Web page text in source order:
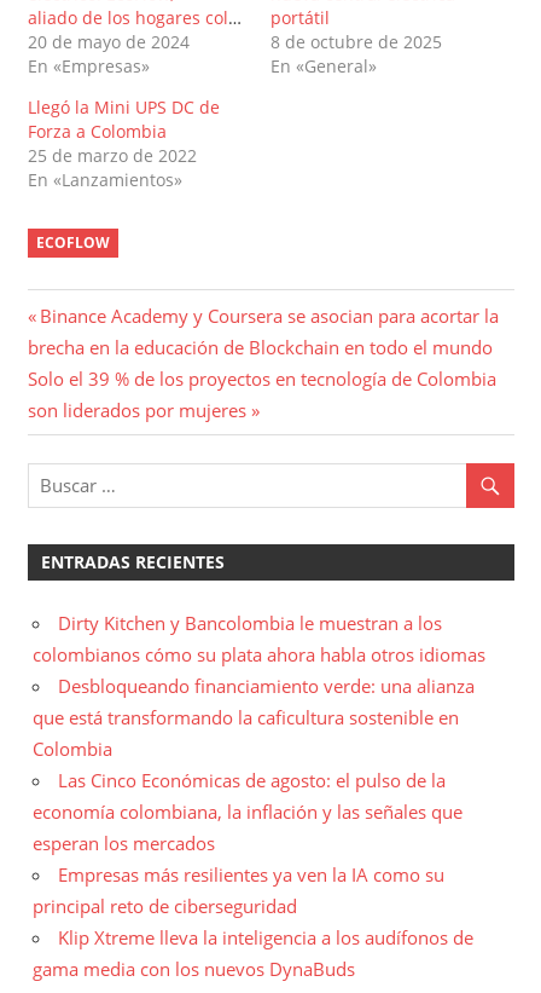
aliado de los hogares colombianos
20 de mayo de 2024
En «Empresas»
portátil
8 de octubre de 2025
En «General»
Llegó la Mini UPS DC de
Forza a Colombia
25 de marzo de 2022
En «Lanzamientos»
ECOFLOW
Navegación
de
entradas
Entrada
anterior:
Binance Academy y Coursera se asocian para acortar la
brecha en la educación de Blockchain en todo el mundo
Entrada
siguiente:
Solo el 39 % de los proyectos en tecnología de Colombia
son liderados por mujeres
ENTRADAS RECIENTES
Dirty Kitchen y Bancolombia le muestran a los
colombianos cómo su plata ahora habla otros idiomas
Desbloqueando financiamiento verde: una alianza
que está transformando la caficultura sostenible en
Colombia
Las Cinco Económicas de agosto: el pulso de la
economía colombiana, la inflación y las señales que
esperan los mercados
Empresas más resilientes ya ven la IA como su
principal reto de ciberseguridad
Klip Xtreme lleva la inteligencia a los audífonos de
gama media con los nuevos DynaBuds